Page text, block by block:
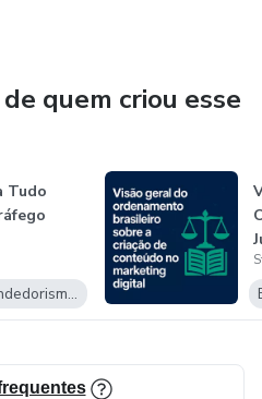
quem criou esse
Tudo
Empreendedorismo Digital